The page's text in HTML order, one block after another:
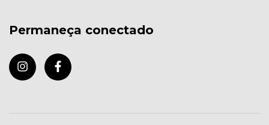
Permaneça conectado